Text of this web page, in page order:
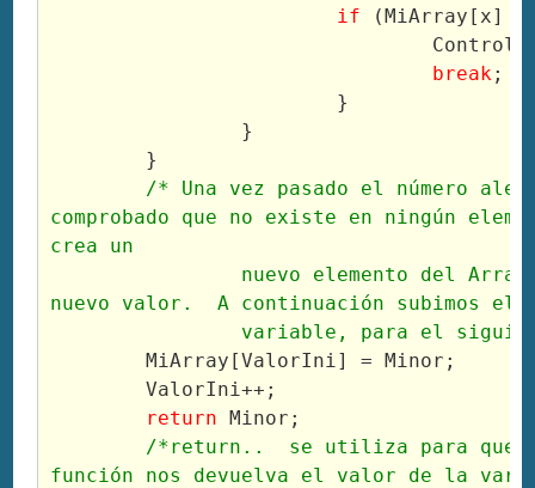
if (MiArray[x]
break ;
			}
		}
	}
/* Una vez pasado el número
comprobado que no existe en ningún
crea un
nuevo valor.  A continuación subimos el
variable, para el
	MiArray[ValorIni] = Minor;
	ValorIni++;
return Minor;
/*return..  se utiliza para que
función nos devuelva el valor de la